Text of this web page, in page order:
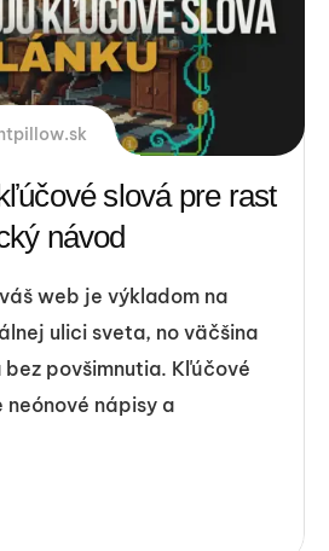
slová pre rast
návod
web je výkladom na
ulici sveta, no väčšina
povšimnutia. Kľúčové
neónové nápisy a